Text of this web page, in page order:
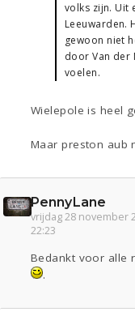
volks zijn. Uit
Leeuwarden.
gewoon niet
door Van der
voelen.
Wielepole is heel
Maar preston aub
PennyLane
vrijdag 28 november
22:23
Bedankt voor alle
.